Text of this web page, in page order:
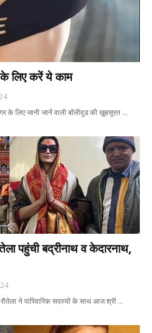
के लिए करें ये काम
के लिए जानी जानें वाली बॉलीवुड की ख़ूबसूरत …
पहुंची बद्रीनाथ व केदारनाथ,
ने पारिवारिक सदस्यों के साथ आज श्री …